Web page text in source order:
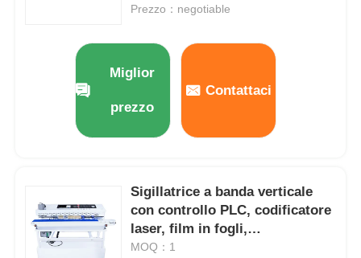
Prezzo：negotiable
Miglior
prezzo
Contattaci
Sigillatrice a banda verticale
con controllo PLC, codificatore
laser, film in fogli,
confezionamento alimentare, 0-
MOQ：1